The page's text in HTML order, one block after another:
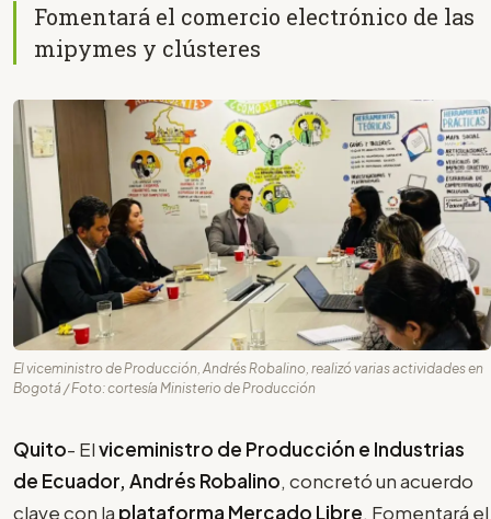
Fomentará el comercio electrónico de las
mipymes y clústeres
El viceministro de Producción, Andrés Robalino, realizó varias actividades en
Bogotá / Foto: cortesía Ministerio de Producción
Quito- Elviceministro de Producción e Industrias
de Ecuador, Andrés Robalino, concretó un acuerdo
clave con la plataforma Mercado Libre. Fomentará el